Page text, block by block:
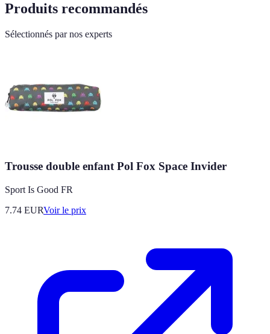
Produits recommandés
Sélectionnés par nos experts
Trousse double enfant Pol Fox Space Invider
Sport Is Good FR
7.74 EURVoir le prix